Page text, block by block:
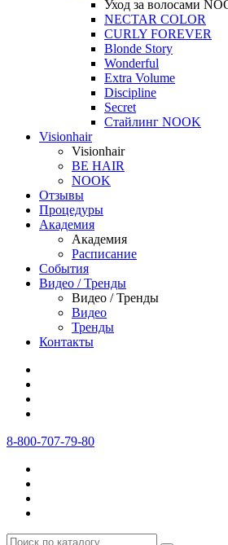
Уход за волосами
NECTAR COLOR
CURLY FOREVER
Blonde Story
Wonderful
Extra Volume
Discipline
Secret
Стайлинг NOOK
Visionhair
Visionhair
BE HAIR
NOOK
Отзывы
Процедуры
Академия
Академия
Расписание
События
Видео / Тренды
Видео / Тренды
Видео
Тренды
Контакты
8-800-707-79-80